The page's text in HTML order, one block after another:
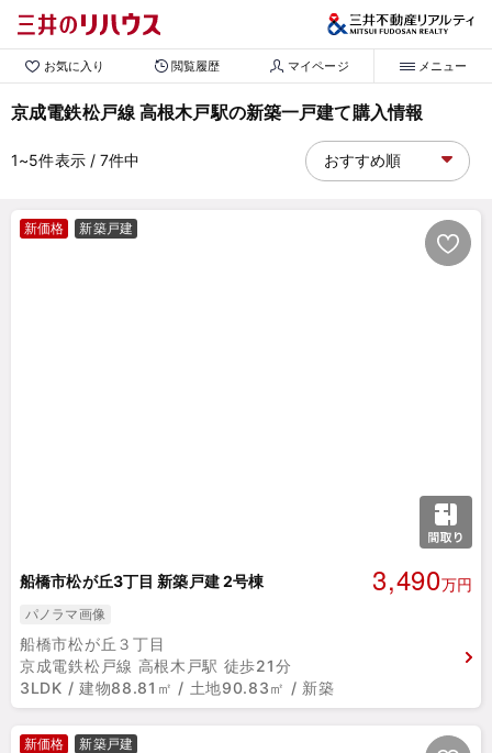
お気に入り 閲覧履歴 マイページ メニュー
京成電鉄松戸線 高根木戸駅の新築一戸建て購入情報
1~5件表示/ 7件中
新価格 新築戸建
船橋市松が丘3丁目 新築戸建 2号棟 3,490万円
パノラマ画像
船橋市松が丘３丁目
京成電鉄松戸線 高根木戸駅 徒歩21分
3LDK / 建物88.81㎡ / 土地90.83㎡ / 新築
新価格 新築戸建